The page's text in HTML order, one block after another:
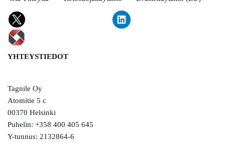
YHTEYSTIEDOT
Tagnile Oy
Atomitie 5 c
00370 Helsinki
Puhelin: +358 400 405 645
Y-tunnus: 2132864-6